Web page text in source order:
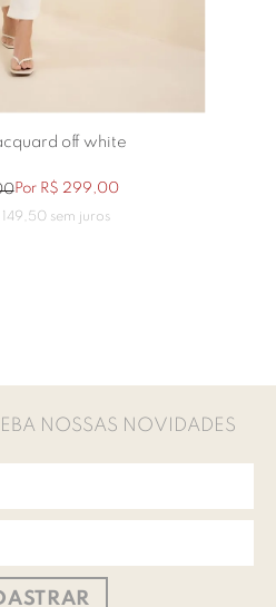
off white
Por R$ 299,00
149 50sem juros
NOSSAS NOVIDADES